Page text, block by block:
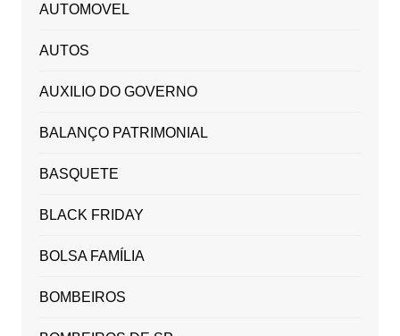
AUTOMOVEL
AUTOS
AUXILIO DO GOVERNO
BALANÇO PATRIMONIAL
BASQUETE
BLACK FRIDAY
BOLSA FAMÍLIA
BOMBEIROS